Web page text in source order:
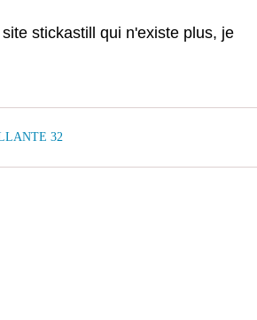
stickastill qui n'existe plus, je
32